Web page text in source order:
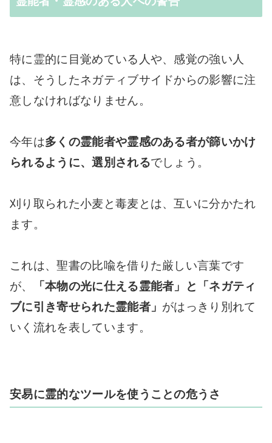
特に霊的に目覚めている人や、感覚の強い人
は、そうしたネガティブサイドからの影響に注
意しなければなりません。
今年は多くの霊能者や霊感のある者が篩いかけ
られるように、選別されるでしょう。
刈り取られた小麦と毒麦とは、互いに分かたれ
ます。
これは、聖書の比喩を借りた厳しい言葉です
が、
「本物の光に仕える霊能者」と「ネガティ
ブに引き寄せられた霊能者」 がはっきり別れて
いく流れを表しています。
安易に霊的なツールを使うことの危うさ